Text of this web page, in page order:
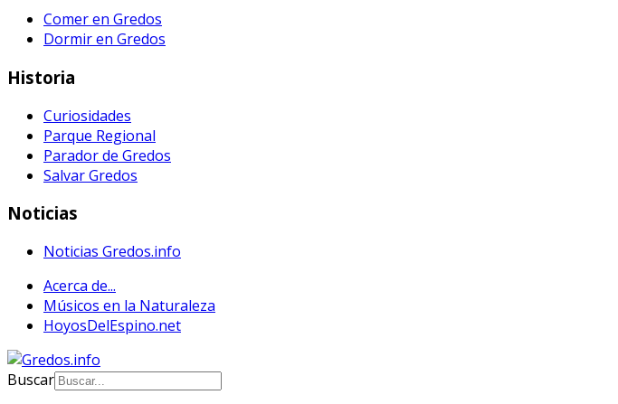
Comer en Gredos
Dormir en Gredos
Historia
Curiosidades
Parque Regional
Parador de Gredos
Salvar Gredos
Noticias
Noticias Gredos.info
Acerca de...
Músicos en la Naturaleza
HoyosDelEspino.net
Buscar